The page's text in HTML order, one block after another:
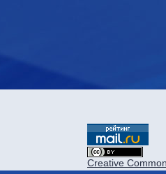
Creative